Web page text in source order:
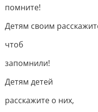
помните!
Детям своим
чтоб
запомнили!
Детям детей
расскажите о них,